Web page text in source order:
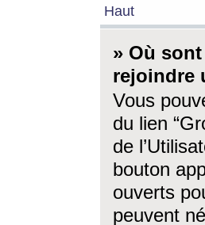
Haut
» Où
rejoindre
Vous
du lien
de
bouton
ouverts
peuvent